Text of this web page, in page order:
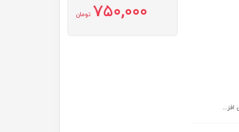
افز...
750,000 تومان